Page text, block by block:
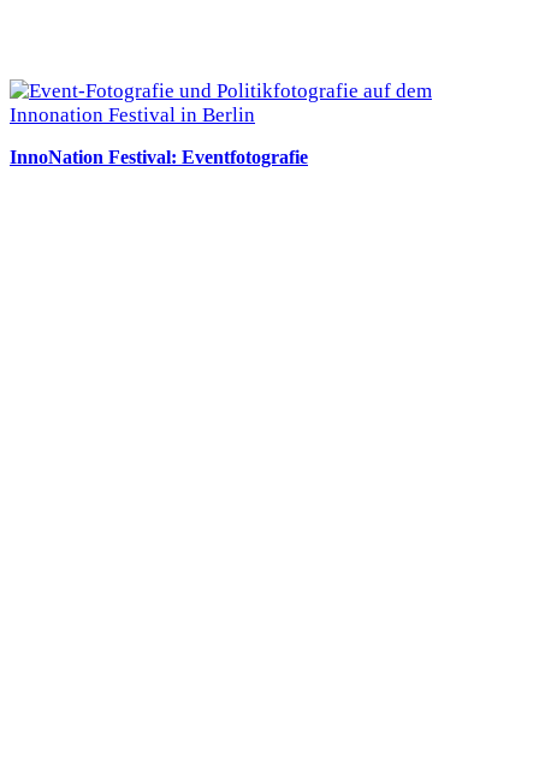
InnoNation Festival: Eventfotografie